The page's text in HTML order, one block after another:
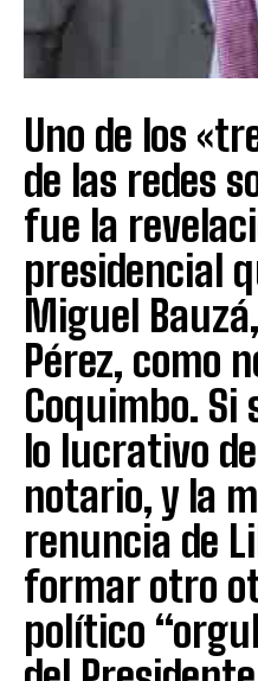
Uno de los
de las redes
fue la
presidencial
Miguel
Pérez, como
Coquimbo. Si
lo lucrativo
notario, y la
renuncia de
formar otro
político